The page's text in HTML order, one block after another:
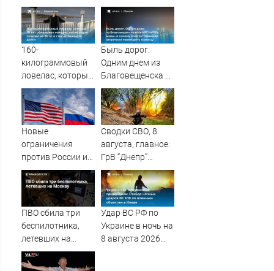
тайге
рассказал, что
спасло его в
схватке с
медведем
160-
килограммовый
ловелас, который
10 лет
обманывал
женщин, после
судов похудел на
возвращать
Быль дорог.
Одним днем из
Благовещенска в
Китай, лапша,
мемы, и почему
утке по-пекински
запретили
границу
Новые
ограничения
против России и
Ирана прошли
голосование в
Сенате США
Сводки СВО, 8
августа, главное:
ГрВ “Днепр”
начинает битву за
Орехов
ПВО сбила три
беспилотника,
летевших на
Москву
Удар ВС РФ по
Украине в ночь на
8 августа 2026